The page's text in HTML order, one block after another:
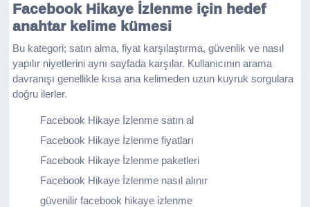
Facebook Hikaye İzlenme için hedef
anahtar kelime kümesi
Bu kategori; satın alma, fiyat karşılaştırma, güvenlik ve nasıl
yapılır niyetlerini aynı sayfada karşılar. Kullanıcının arama
davranışı genellikle kısa ana kelimeden uzun kuyruk sorgulara
doğru ilerler.
Facebook Hikaye İzlenme satın al
Facebook Hikaye İzlenme fiyatları
Facebook Hikaye İzlenme paketleri
Facebook Hikaye İzlenme nasıl alınır
güvenilir facebook hikaye i̇zlenme